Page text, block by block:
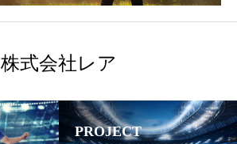
株式会社レア
PROJECT